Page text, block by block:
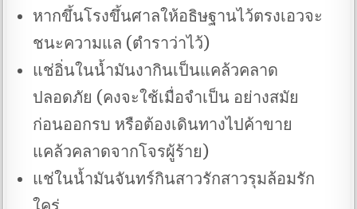
หากขึ้นโรงขึ้นศาลให้อธิษฐานไว้ตรงเอวจะ
ชนะความแล (ตำราว่าไว้)
แช่อิ่นในน้ำมันงากินเป็นแคล้วคลาด
ปลอดภัย (คงจะใช้เมื่อจำเป็น อย่างสมัย
ก่อนออกรบ หรือต้องเดินทางไปค้าขาย
แคล้วคลาดจากโจรผู้ร้าย)
แช่ในน้ำมันจันทร์กินสาวรักสาวรุมล้อมรัก